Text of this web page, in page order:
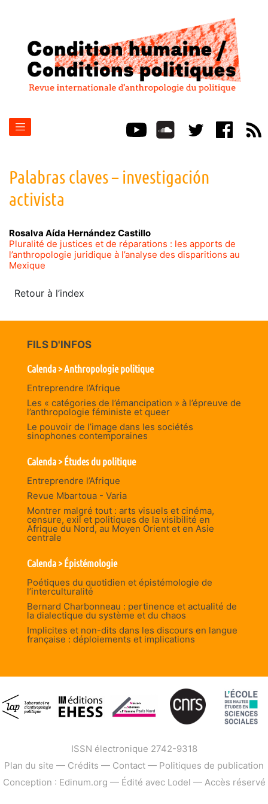
Palabras claves – investigación
activista
Rosalva Aída Hernández Castillo
Pluralité de justices et de réparations : les apports de
l’anthropologie juridique à l’analyse des disparitions au
Mexique
Retour à l’index
FILS D'INFOS
Calenda > Anthropologie politique
Entreprendre l’Afrique
Les « catégories de l’émancipation » à l’épreuve de
l’anthropologie féministe et queer
Le pouvoir de l’image dans les sociétés
sinophones contemporaines
Calenda > Études du politique
Entreprendre l’Afrique
Revue Mbartoua - Varia
Montrer malgré tout : arts visuels et cinéma,
censure, exil et politiques de la visibilité en
Afrique du Nord, au Moyen Orient et en Asie
centrale
Calenda > Épistémologie
Poétiques du quotidien et épistémologie de
l’interculturalité
Bernard Charbonneau : pertinence et actualité de
la dialectique du système et du chaos
Implicites et non-dits dans les discours en langue
française : déploiements et implications
ISSN électronique 2742-9318
Plan du site — Crédits — Contact — Politiques de publication
Conception : Edinum.org — Édité avec Lodel — Accès réservé